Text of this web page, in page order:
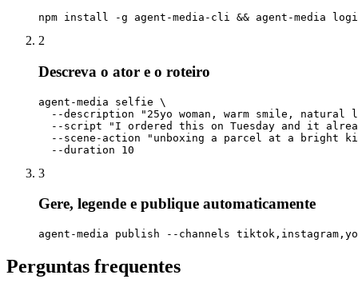
npm install -g agent-media-cli && agent-media
2
Descreva o ator e o roteiro
agent-media selfie \
--description "25yo woman, warm smile, natural
--script "I ordered this on Tuesday and it
--scene-action "unboxing a parcel at a bright
  --duration 10
3
Gere, legende e publique automaticamente
agent-media publish --channels
Perguntas frequentes